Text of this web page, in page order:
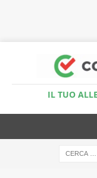
IL TUO